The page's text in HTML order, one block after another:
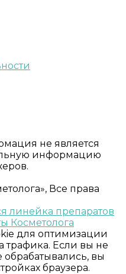
не является
информацию
Все права
для оптимизации
трафика. Если вы не
вы
браузера.